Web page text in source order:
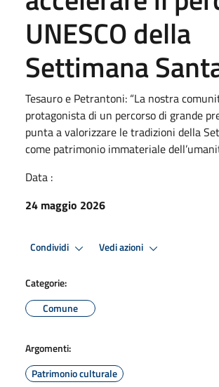
UNESCO della
Settimana
Tesauro e Petrantoni: “La nostra
protagonista di un percorso di grande
punta a valorizzare le tradizioni della
come patrimonio immateriale
Data :
24 maggio 2026
Condividi Vedi azioni
Categorie:
Comune
Argomenti:
Patrimonio culturale